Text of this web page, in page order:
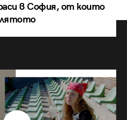
в София, от които
лятото